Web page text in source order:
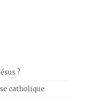
?
catholique